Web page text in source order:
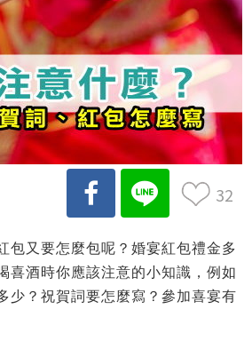
32
包又要怎麼包呢？婚宴紅包禮金多
喜酒時你應該注意的小知識，例如
少？祝賀詞要怎麼寫？參加喜宴有